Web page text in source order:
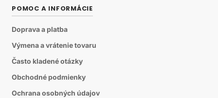
POMOC A INFORMÁCIE
Doprava a platba
Výmena a vrátenie tovaru
Často kladené otázky
Obchodné podmienky
Ochrana osobných údajov